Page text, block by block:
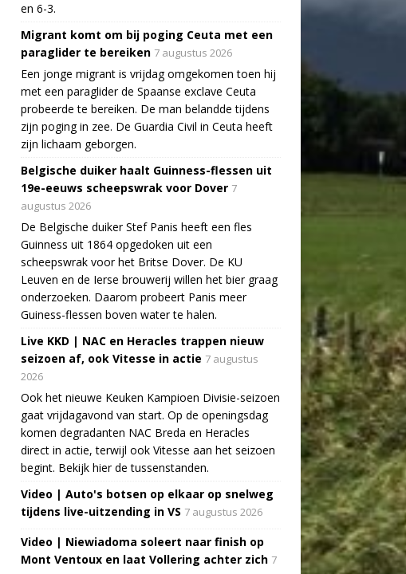
en 6-3.
Migrant komt om bij poging Ceuta met een
paraglider te bereiken 7 augustus 2026
Een jonge migrant is vrijdag omgekomen toen hij
met een paraglider de Spaanse exclave Ceuta
probeerde te bereiken. De man belandde tijdens
zijn poging in zee. De Guardia Civil in Ceuta heeft
zijn lichaam geborgen.
Belgische duiker haalt Guinness-flessen uit
19e-eeuws scheepswrak voor Dover 7
augustus 2026
De Belgische duiker Stef Panis heeft een fles
Guinness uit 1864 opgedoken uit een
scheepswrak voor het Britse Dover. De KU
Leuven en de Ierse brouwerij willen het bier graag
onderzoeken. Daarom probeert Panis meer
Guiness-flessen boven water te halen.
Live KKD | NAC en Heracles trappen nieuw
seizoen af, ook Vitesse in actie 7 augustus
2026
Ook het nieuwe Keuken Kampioen Divisie-seizoen
gaat vrijdagavond van start. Op de openingsdag
komen degradanten NAC Breda en Heracles
direct in actie, terwijl ook Vitesse aan het seizoen
begint. Bekijk hier de tussenstanden.
Video | Auto's botsen op elkaar op snelweg
tijdens live-uitzending in VS 7 augustus 2026
Video | Niewiadoma soleert naar finish op
Mont Ventoux en laat Vollering achter zich 7